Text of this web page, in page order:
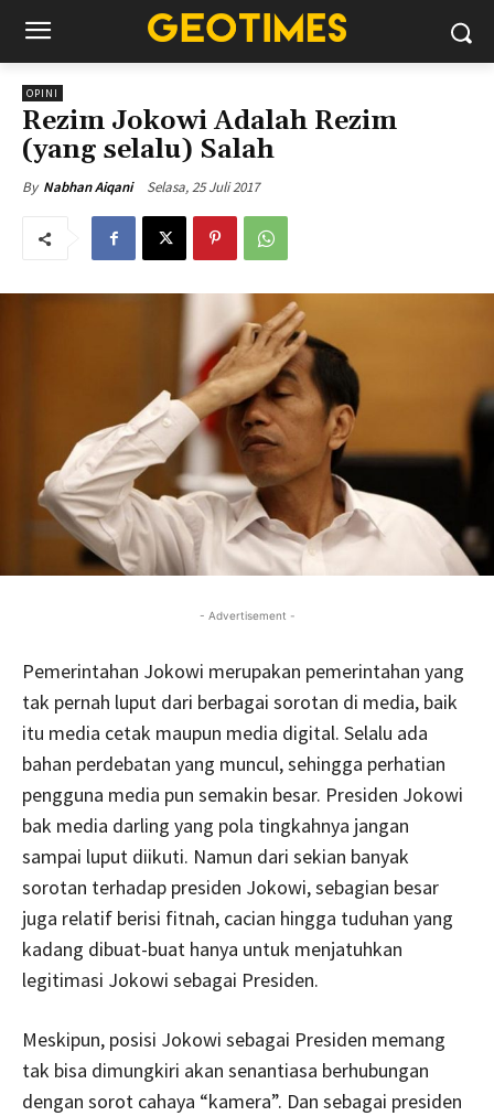
OPINI
Rezim Jokowi Adalah Rezim
(yang selalu) Salah
By Nabhan Aiqani Selasa, 25 Juli 2017
- Advertisement -
Pemerintahan Jokowi merupakan pemerintahan yang
tak pernah luput dari berbagai sorotan di media, baik
itu media cetak maupun media digital. Selalu ada
bahan perdebatan yang muncul, sehingga perhatian
pengguna media pun semakin besar. Presiden Jokowi
bak media darling yang pola tingkahnya jangan
sampai luput diikuti. Namun dari sekian banyak
sorotan terhadap presiden Jokowi, sebagian besar
juga relatif berisi fitnah, cacian hingga tuduhan yang
kadang dibuat-buat hanya untuk menjatuhkan
legitimasi Jokowi sebagai Presiden.
Meskipun, posisi Jokowi sebagai Presiden memang
tak bisa dimungkiri akan senantiasa berhubungan
dengan sorot cahaya “kamera”. Dan sebagai presiden